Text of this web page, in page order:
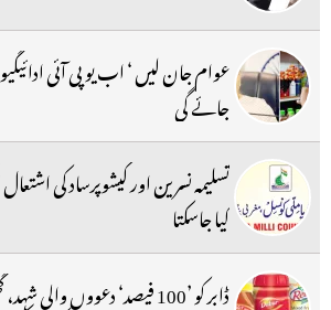
عوام جان لیں ‘ اب یو پی آئی
جائے گی
تسلیمہ نسرین اور کیشوپرساد کی
کیا جاسکتا
ڈابر کو ’100 فیصد‘ دعووں والی